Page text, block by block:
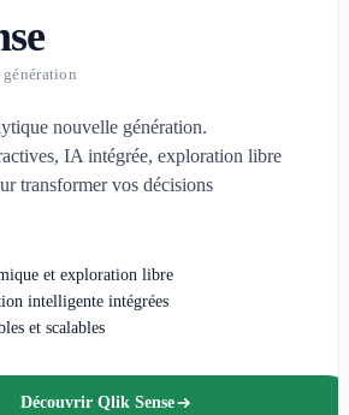
nouvelle génération.
IA intégrée, exploration libre
transformer vos décisions
et exploration libre
intelligente intégrées
et scalables
Découvrir Qlik Sense